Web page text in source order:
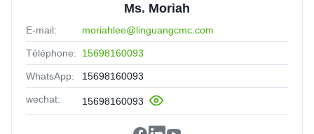
Ms. Moriah
E-mail: moriahlee@linguangcmc.com
Téléphone: 15698160093
WhatsApp: 15698160093
wechat: 15698160093